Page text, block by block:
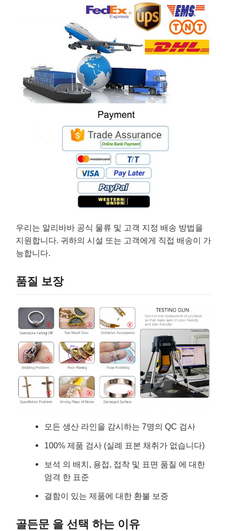
우리는 알리바바 공식 물류 및 고객 지정 배송 방법을
지원합니다. 귀하의 시설 또는 고객에게 직접 배송이 가
능합니다.
품질 보장
모든 생산 라인을 감시하는 7명의 QC 검사
100% 제품 검사 (실례 표본 채취가 없습니다)
보석 의 배치, 용접, 접착 및 표면 품질 에 대한
엄격 한 표준
결함이 있는 제품에 대한 환불 보증
골든문 을 선택 하는 이유